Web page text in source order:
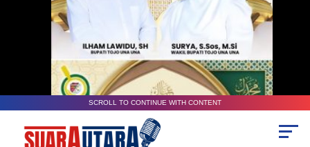
SCROLL TO CONTINUE WITH CONTENT